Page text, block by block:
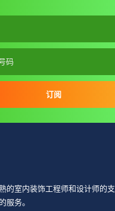
订阅
的室内装饰工程师和设计师的
服务。